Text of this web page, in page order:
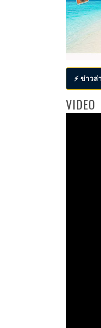
⚡ ข่าวล่
VIDEO